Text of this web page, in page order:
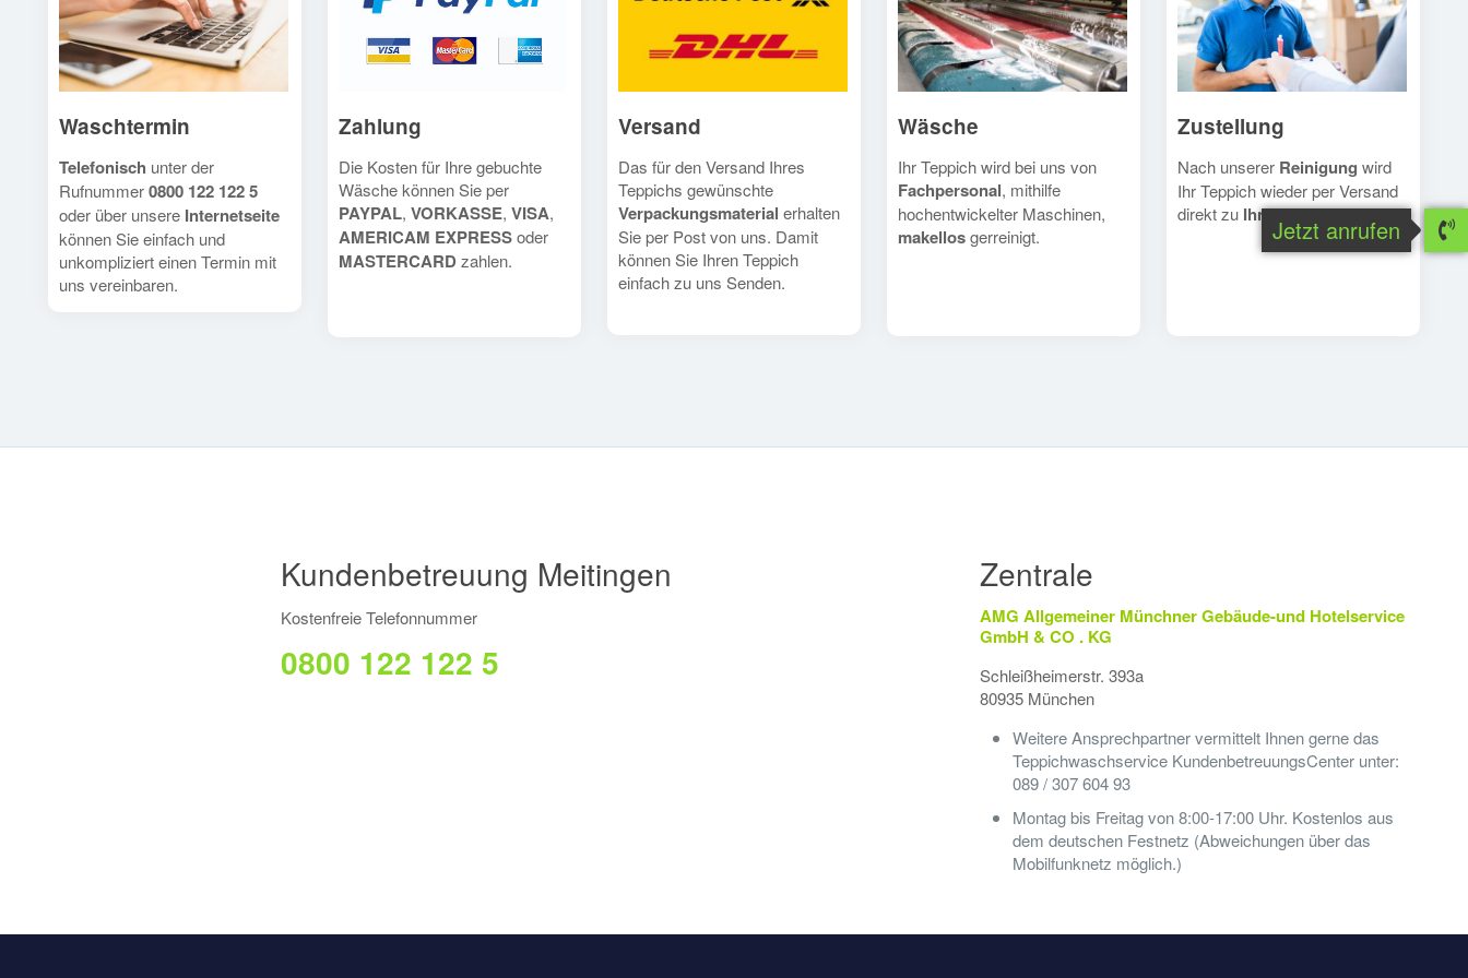
Waschtermin
Telefonisch unter der
Rufnummer0800 122 122 5
oder über unsere Internetseite
können Sie einfach und
unkompliziert einen Termin mit
uns vereinbaren.
Zahlung
Die Kosten für Ihre gebuchte
Wäsche können Sie per
PAYPAL, VORKASSE, VISA,
AMERICAM EXPRESSoder
MASTERCARDzahlen.
Versand
Das für den Versand Ihres
Teppichs gewünschte
Verpackungsmaterial erhalten
Sie per Post von uns. Damit
können Sie Ihren Teppich
einfach zu uns Senden.
Wäsche
Ihr Teppich wird bei uns von
Fachpersonal, mithilfe
hochentwickelter Maschinen,
makellosgerreinigt.
Zustellung
Nach unserer Reinigung wird
Ihr Teppich wieder per Versand
direkt zu Ihnengeschickt.
Kundenbetreuung Meitingen
Kostenfreie Telefonnummer
0800 122 122 5
Zentrale
AMG Allgemeiner Münchner Gebäude-und Hotelservice
GmbH & CO . KG
Schleißheimerstr. 393a
80935 München
Weitere Ansprechpartner vermittelt Ihnen gerne das
Teppichwaschservice KundenbetreuungsCenter unter:
089 / 307 604 93
Montag bis Freitag von 8:00-17:00 Uhr. Kostenlos aus
dem deutschen Festnetz (Abweichungen über das
Mobilfunknetz möglich.)
Jetzt anrufen